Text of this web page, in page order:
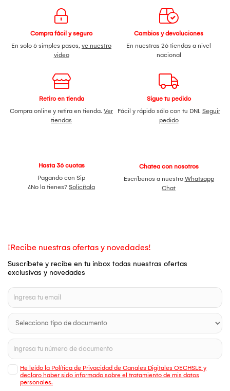
Compra fácil y seguro
En solo 6 simples pasos, ve nuestro
video
Cambios y devoluciones
En nuestras 26 tiendas a nivel
nacional
Retiro en tienda
Compra online y retira en tienda. Ver
tiendas
Sigue tu pedido
Fácil y rápido sólo con tu DNI. Seguir
pedido
Hasta 36 cuotas
Pagando con Sip
¿No la tienes? Solicítala
Chatea con nosotros
Escríbenos a nuestro Whatsapp
Chat
¡Recibe nuestras ofertas y novedades!
Suscríbete y recibe en tu inbox todas nuestras ofertas
exclusivas y novedades
He leído la Política de Privacidad de Canales Digitales OECHSLE y
declaro haber sido informado sobre el tratamiento de mis datos
personales.